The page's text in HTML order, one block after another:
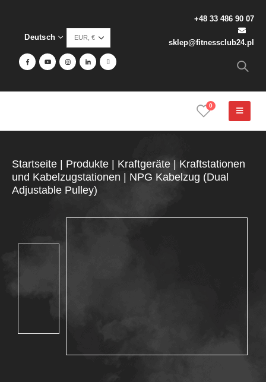
Deutsch
+48 33 486 90 07
sklep@fitnessclub24.pl
0
Startseite Produkte Kraftgeräte
Kraftstationen
und Kabelzugstationen
NPG Kabelzug (Dual
Adjustable Pulley)